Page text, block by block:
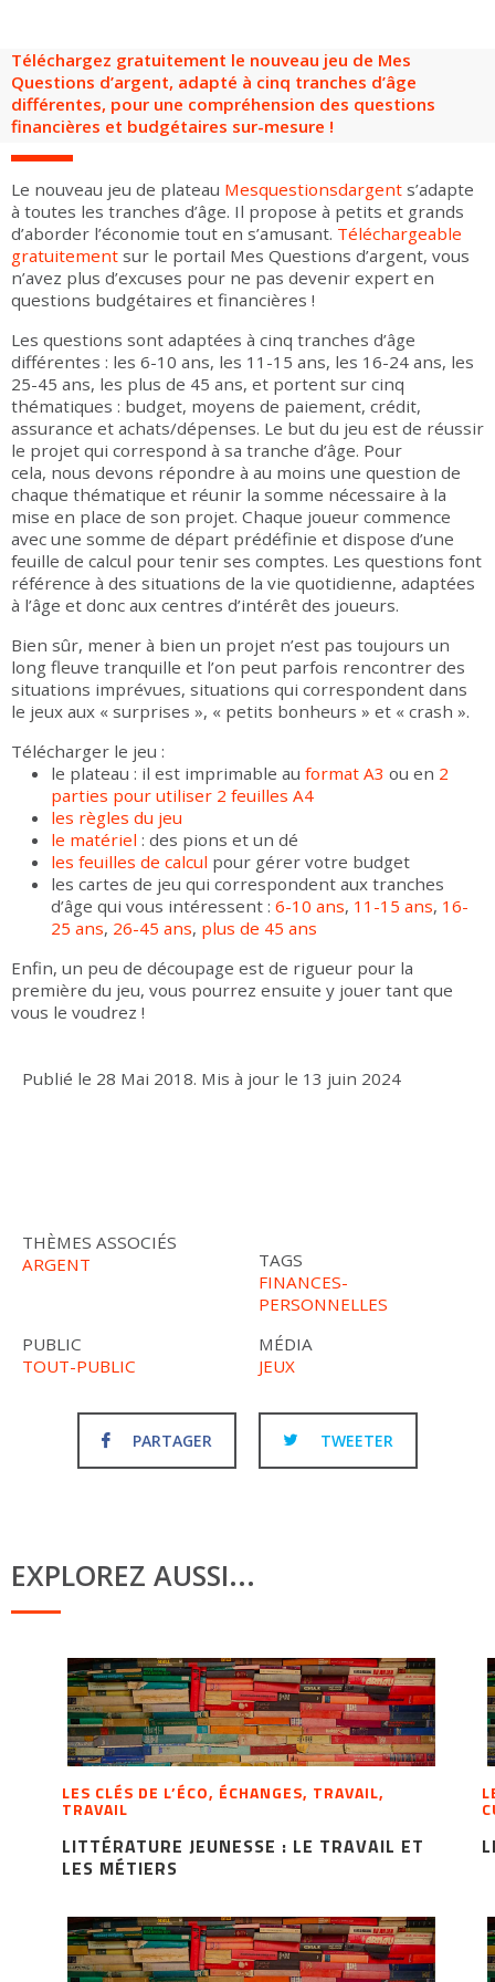
FR EN
Téléchargez gratuitement le nouveau jeu de Mes
Questions d’argent, adapté à cinq tranches d’âge
différentes, pour une compréhension des questions
financières et budgétaires sur-mesure !
Le nouveau jeu de plateau Mesquestionsdargent s’adapte
à toutes les tranches d’âge. Il propose à petits et grands
d’aborder l’économie tout en s’amusant. Téléchargeable
gratuitement sur le portail Mes Questions d’argent, vous
n’avez plus d’excuses pour ne pas devenir expert en
questions budgétaires et financières !
Les questions sont adaptées à cinq tranches d’âge
différentes : les 6-10 ans, les 11-15 ans, les 16-24 ans, les
25-45 ans, les plus de 45 ans, et portent sur cinq
thématiques : budget, moyens de paiement, crédit,
assurance et achats/dépenses. Le but du jeu est de réussir
le projet qui correspond à sa tranche d’âge. Pour
cela, nous devons répondre à au moins une question de
chaque thématique et réunir la somme nécessaire à la
mise en place de son projet. Chaque joueur commence
avec une somme de départ prédéfinie et dispose d’une
feuille de calcul pour tenir ses comptes. Les questions font
référence à des situations de la vie quotidienne, adaptées
à l’âge et donc aux centres d’intérêt des joueurs.
Bien sûr, mener à bien un projet n’est pas toujours un
long fleuve tranquille et l’on peut parfois rencontrer des
situations imprévues, situations qui correspondent dans
le jeux aux « surprises », « petits bonheurs » et « crash ».
Télécharger le jeu :
le plateau : il est imprimable au format A3 ou en 2
parties pour utiliser 2 feuilles A4
les règles du jeu
le matériel : des pions et un dé
les feuilles de calcul pour gérer votre budget
les cartes de jeu qui correspondent aux tranches
d’âge qui vous intéressent : 6-10 ans, 11-15 ans, 16-
25 ans, 26-45 ans, plus de 45 ans
Enfin, un peu de découpage est de rigueur pour la
première du jeu, vous pourrez ensuite y jouer tant que
vous le voudrez !
Publié le 28 Mai 2018. Mis à jour le 13 juin 2024
THÈMES ASSOCIÉS
ARGENT
TAGS
FINANCES-
PERSONNELLES
PUBLIC
TOUT-PUBLIC
MÉDIA
JEUX
PARTAGER TWEETER
EXPLOREZ AUSSI...
LES CLÉS DE L’ÉCO, ÉCHANGES, TRAVAIL,
TRAVAIL
LITTÉRATURE JEUNESSE : LE TRAVAIL ET
LES MÉTIERS